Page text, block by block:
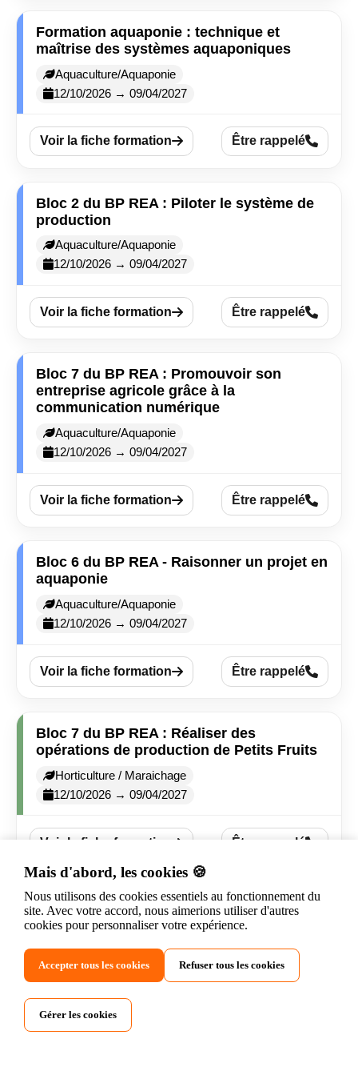
Mais d'abord, les cookies 🍪
Nous utilisons des cookies essentiels au fonctionnement du
site. Avec votre accord, nous aimerions utiliser d'autres
cookies pour personnaliser votre expérience.
Accepter tous les cookies Refuser tous les cookies
Gérer les cookies
Formation aquaponie : technique et
maîtrise des systèmes aquaponiques
Aquaculture/Aquaponie
12/10/2026 → 09/04/2027
Voir la fiche formation Être rappelé
Bloc 2 du BP REA : Piloter le système de
production
Aquaculture/Aquaponie
12/10/2026 → 09/04/2027
Voir la fiche formation Être rappelé
Bloc 7 du BP REA : Promouvoir son
entreprise agricole grâce à la
communication numérique
Aquaculture/Aquaponie
12/10/2026 → 09/04/2027
Voir la fiche formation Être rappelé
Bloc 6 du BP REA - Raisonner un projet en
aquaponie
Aquaculture/Aquaponie
12/10/2026 → 09/04/2027
Voir la fiche formation Être rappelé
Bloc 7 du BP REA : Réaliser des
opérations de production de Petits Fruits
Horticulture / Maraichage
12/10/2026 → 09/04/2027
Voir la fiche formation Être rappelé
Bloc 7 du BP REA - Technique Vente
Aquariophilie
Secteur animalier 12/10/2026 → 09/04/2027